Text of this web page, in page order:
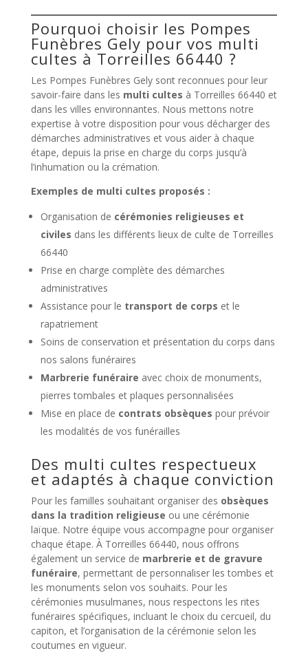
Pourquoi choisir les Pompes
Funèbres Gely pour vos multi
cultes à Torreilles 66440 ?
Les Pompes Funèbres Gely sont reconnues pour leur
savoir-faire dans les multi cultes à Torreilles 66440 et
dans les villes environnantes. Nous mettons notre
expertise à votre disposition pour vous décharger des
démarches administratives et vous aider à chaque
étape, depuis la prise en charge du corps jusqu’à
l’inhumation ou la crémation.
Exemples de multi cultes proposés :
Organisation de cérémonies religieuses et
civiles dans les différents lieux de culte de Torreilles
66440
Prise en charge complète des démarches
administratives
Assistance pour le transport de corps et le
rapatriement
Soins de conservation et présentation du corps dans
nos salons funéraires
Marbrerie funéraire avec choix de monuments,
pierres tombales et plaques personnalisées
Mise en place de contrats obsèques pour prévoir
les modalités de vos funérailles
Des multi cultes respectueux
et adaptés à chaque conviction
Pour les familles souhaitant organiser des obsèques
dans la tradition religieuse ou une cérémonie
laïque. Notre équipe vous accompagne pour organiser
chaque étape. À Torreilles 66440, nous offrons
également un service de marbrerie et de gravure
funéraire, permettant de personnaliser les tombes et
les monuments selon vos souhaits. Pour les
cérémonies musulmanes, nous respectons les rites
funéraires spécifiques, incluant le choix du cercueil, du
capiton, et l’organisation de la cérémonie selon les
coutumes en vigueur.